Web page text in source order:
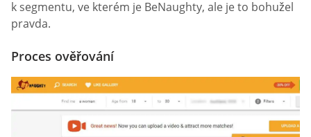
k segmentu, ve kterém je BeNaughty, ale je to bohužel
pravda.
Proces ověřování